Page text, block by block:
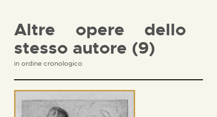
Altre opere dello
stesso autore (9)
in ordine cronologico